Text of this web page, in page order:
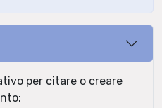
per citare o creare